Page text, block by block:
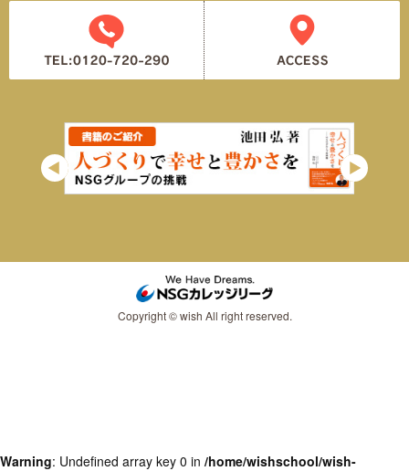
Copyright © wish All right reserved.
Warning: Undefined array key 0 in /home/wishschool/wish-